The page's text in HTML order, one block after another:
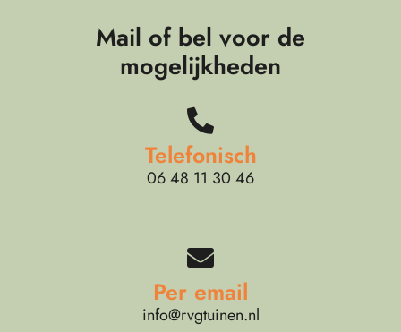
Mail of bel voor de
mogelijkheden
Telefonisch
06 48 11 30 46
Per email
info@rvgtuinen.nl